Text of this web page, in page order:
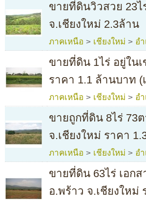
ขายที่ดินวิวสวย 23
จ.เชียงใหม่ 2.3ล้าน
ภาคเหนือ > เชียงใหม่ > อ
ขายที่ดิน 1ไร่ อยู่ใน
ราคา 1.1 ล้านบาท (
ภาคเหนือ > เชียงใหม่ > อ
ขายถูกที่ดิน 8ไร่ 73
จ.เชียงใหม่ ราคา
ภาคเหนือ > เชียงใหม่ > อ
ขายที่ดิน 63ไร่ เอก
อ.พร้าว จ.เชียงใหม่